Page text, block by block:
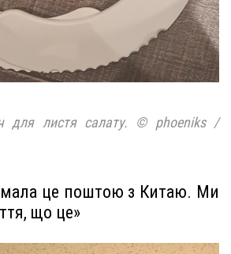
для листя салату. © phoeniks /
це поштою з Китаю. Ми
що це»